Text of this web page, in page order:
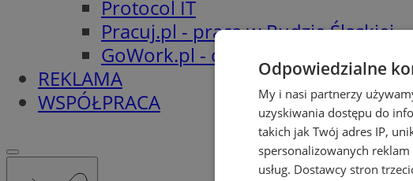
Protocol IT
Pracuj.pl - praca w Rudzie Śląskiej
GoWork.pl - oferty pracy
REKLAMA
WSPÓŁPRACA
Odpowiedzialne
My i nasi partnerzy
uzyskiwania dostępu do
takich jak Twój adres IP,
spersonalizowanych
usług. Dostawcy stron